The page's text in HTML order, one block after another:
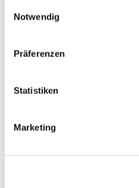
Notwendig
Präferenzen
Statistiken
Marketing
Tel: (0049) 6721 41215